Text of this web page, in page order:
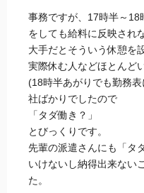
富士通エフサスクリエの
ので顔を覚えていません
をすることがありません
更新の連絡は電話とメー
でには機械的な連絡では
今の就業環境が好きなの
す。
事務ですが、17時半～18
をしても給料に反映され
大手だとそういう休憩を
実際休む人などほとんど
(18時半あがりでも勤務
社ばかりでしたので
「タダ働き？」
とびっくりです。
先輩の派遣さんにも「タ
いけないし納得出来ない
た。